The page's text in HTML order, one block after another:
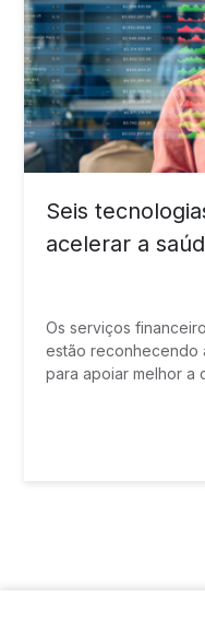
Seis
acelerar a
Os serviços
estão reconhecendo
para apoiar melhor a